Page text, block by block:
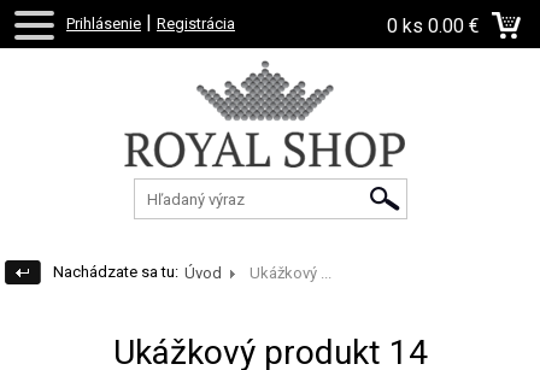
Prihlásenie | Registrácia 0 ks 0.00 €
Nachádzate sa tu: Úvod Ukážkový ...
Ukážkový produkt 14